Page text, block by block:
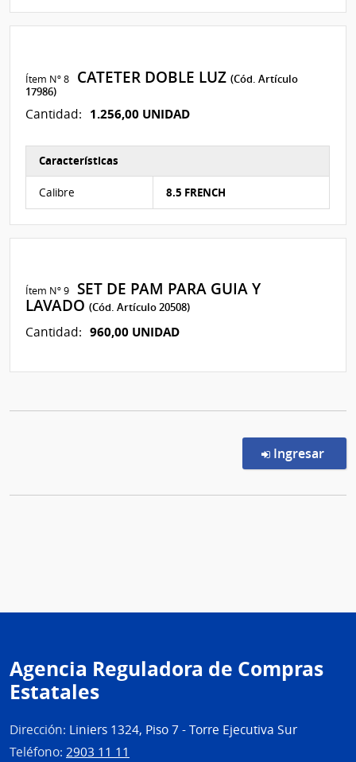
Ítem Nº 8 CATETER DOBLE LUZ(Cód. Artículo
17986)
Cantidad: 1.256,00 UNIDAD
Características
Calibre 8.5 FRENCH
Ítem Nº 9
SET DE PAM PARA GUIA Y
LAVADO(Cód. Artículo 20508)
Cantidad: 960,00 UNIDAD
Ingresar
Agencia Reguladora de Compras
Estatales
Dirección: Liniers 1324, Piso 7 - Torre Ejecutiva Sur
Teléfono: 2903 11 11